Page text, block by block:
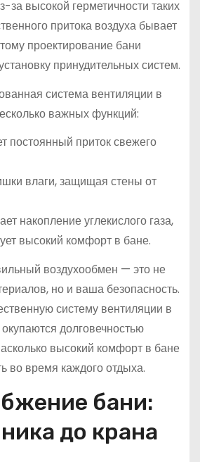
за высокой герметичности таких
притока воздуха бывает
проектирование бани
принудительных систем.
система вентиляции в
важных функций:
постоянный приток свежего
влаги, защищая стены от
накопление углекислого газа,
высокий комфорт в бане.
воздухообмен — это не
но и ваша безопасность.
систему вентиляции в
долговечностью
высокий комфорт в бане
во время каждого отдыха.
бани:
до крана